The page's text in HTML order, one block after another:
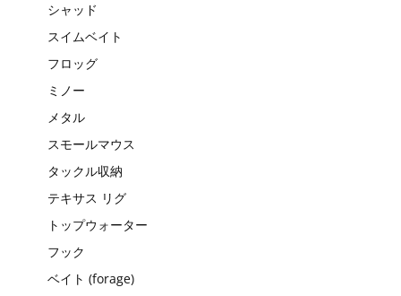
シャッド
スイムベイト
フロッグ
ミノー
メタル
スモールマウス
タックル収納
テキサス リグ
トップウォーター
フック
ベイト (forage)